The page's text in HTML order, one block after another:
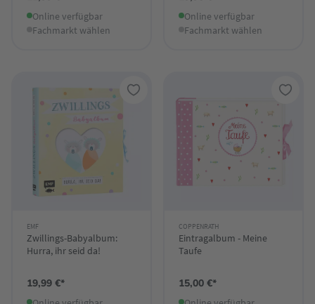
Online verfügbar
Fachmarkt wählen
Online verfügbar
Fachmarkt wählen
EMF
Zwillings-Babyalbum:
Hurra, ihr seid da!
19,99 €*
COPPENRATH
Eintragalbum - Meine
Taufe
15,00 €*